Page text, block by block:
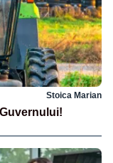
Stoica Marian